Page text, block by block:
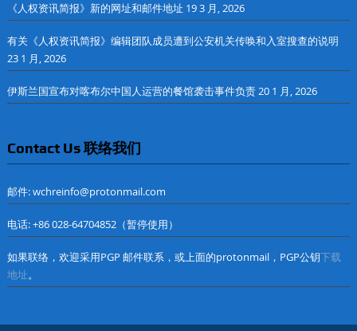
《人权资讯简报》新的网址和邮件地址 19 3 月, 2026
有关《人权资讯简报》编辑团队成员遭到公安机关传唤和入室搜查的说明
23 1 月, 2026
伊斯兰国宣布对喀布尔中国人运营的餐馆袭击事件负责20 1 月, 2026
Contact Us 联络我们
邮件: wchreinfo@protonmail.com
电话: +86 028-64704852（暂停使用）
如果联络，欢迎采用PGP 邮件联系，或上面的protonmail，PGP公钥下载
地址。